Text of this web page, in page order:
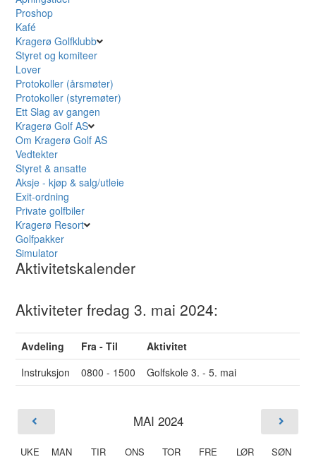
Proshop
Kafé
Kragerø Golfklubb
Styret og komiteer
Lover
Protokoller (årsmøter)
Protokoller (styremøter)
Ett Slag av gangen
Kragerø Golf AS
Om Kragerø Golf AS
Vedtekter
Styret & ansatte
Aksje - kjøp & salg/utleie
Exit-ordning
Private golfbiler
Kragerø Resort
Golfpakker
Simulator
Aktivitetskalender
Aktiviteter fredag 3. mai 2024:
Avdeling Fra - Til
Aktivitet
Instruksjon
0800 - 1500 Golfskole 3. - 5. mai
MAI 2024
UKE MAN TIR ONS TOR FRE LØR SØN